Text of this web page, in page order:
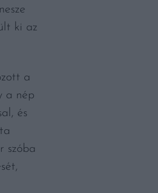
ki az
a
a nép
és
szóba